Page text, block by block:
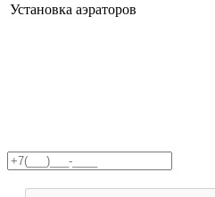
Установка аэраторов